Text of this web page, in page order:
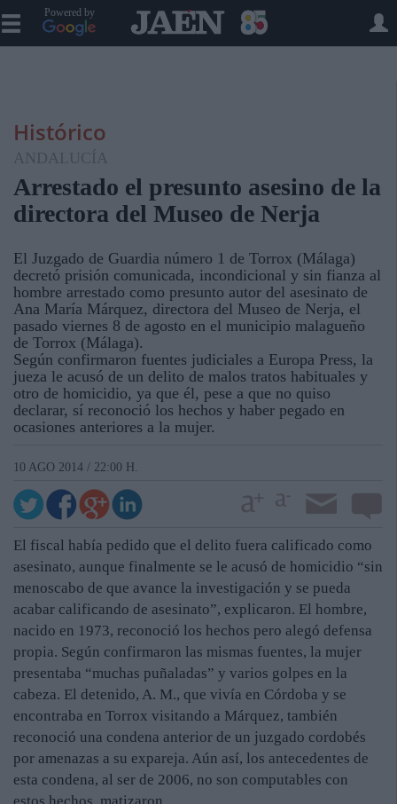
Powered by
Histórico
ANDALUCÍA
Arrestado el presunto asesino de la
directora del Museo de Nerja
El Juzgado de Guardia número 1 de Torrox (Málaga)
decretó prisión comunicada, incondicional y sin fianza al
hombre arrestado como presunto autor del asesinato de
Ana María Márquez, directora del Museo de Nerja, el
pasado viernes 8 de agosto en el municipio malagueño
de Torrox (Málaga).
Según confirmaron fuentes judiciales a Europa Press, la
jueza le acusó de un delito de malos tratos habituales y
otro de homicidio, ya que él, pese a que no quiso
declarar, sí reconoció los hechos y haber pegado en
ocasiones anteriores a la mujer.
10 AGO 2014 / 22:00 H.
El fiscal había pedido que el delito fuera calificado como
asesinato, aunque finalmente se le acusó de homicidio “sin
menoscabo de que avance la investigación y se pueda
acabar calificando de asesinato”, explicaron. El hombre,
nacido en 1973, reconoció los hechos pero alegó defensa
propia. Según confirmaron las mismas fuentes, la mujer
presentaba “muchas puñaladas” y varios golpes en la
cabeza. El detenido, A. M., que vivía en Córdoba y se
encontraba en Torrox visitando a Márquez, también
reconoció una condena anterior de un juzgado cordobés
por amenazas a su expareja. Aún así, los antecedentes de
esta condena, al ser de 2006, no son computables con